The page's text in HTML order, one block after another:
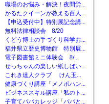
職場のお悩み・解決！夜間労...
かるたクイーンが教える百人...
【申込受付中】特別展記念講...
無料法律相談会 8/20
くどう博士の手づくり科学お...
福井県立歴史博物館 特別展...
電子図書館ミニ体験会 8/...
せっちゃんの楽しい紙しばい...
これき達人クラブ けん玉...
健康づくり講座「メノポハン...
ビジネススキル講座「私のト...
子育てパパカレッジ「パパと...